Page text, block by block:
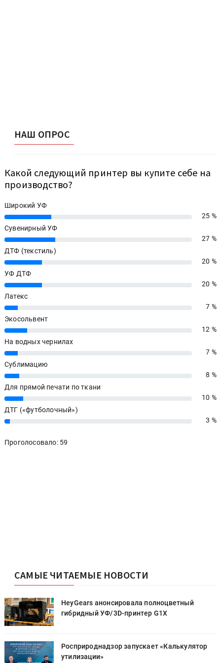
НАШ ОПРОС
Какой следующий принтер вы купите себе на
производство?
Широкий УФ
25%
25 %
Сувенирный УФ
27%
27 %
ДТФ (текстиль)
20%
20 %
УФ ДТФ
20%
20 %
Латекс
7%
7 %
Экосольвент
12%
12 %
На водных чернилах
7%
7 %
Сублимацию
8%
8 %
Для прямой печати по ткани
10%
10 %
ДТГ («футболочный»)
3% 3 %
Проголосовало: 59
САМЫЕ ЧИТАЕМЫЕ НОВОСТИ
HeyGears анонсировала полноцветный
гибридный УФ/3D-принтер G1X
Росприроднадзор запускает «Калькулятор
утилизации»